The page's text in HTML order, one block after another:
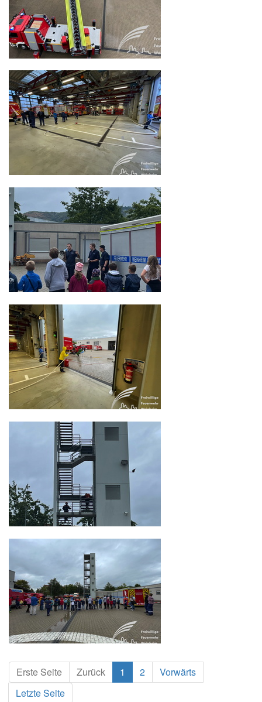
Erste Seite Zurück 1 2
Vorwärts
Letzte Seite